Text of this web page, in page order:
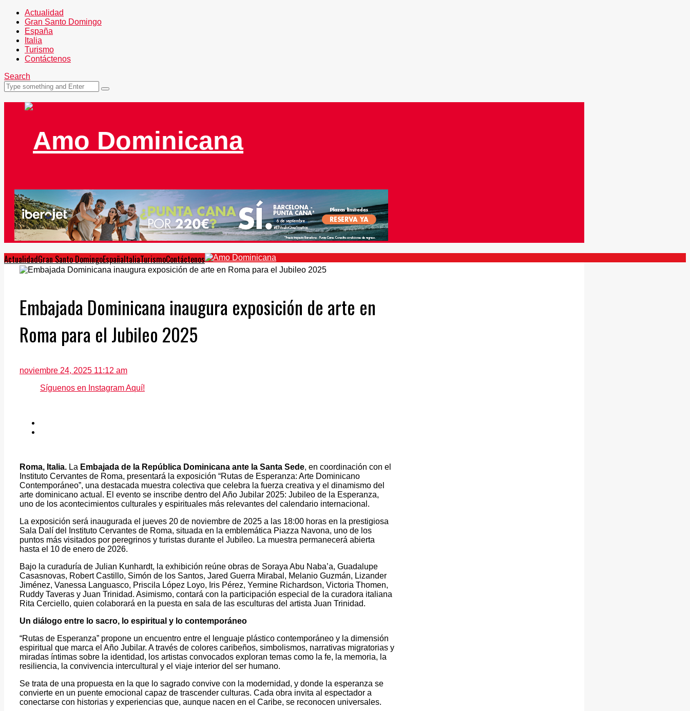
Actualidad
Gran Santo Domingo
España
Italia
Turismo
Contáctenos
Search
ActualidadGran Santo DomingoEspañaItaliaTurismoContáctenos
Embajada Dominicana inaugura exposición de arte en
Roma para el Jubileo 2025
noviembre 24, 2025 11:12 am
Síguenos en Instagram Aquí!
Roma, Italia. La Embajada de la República Dominicana ante la Santa Sede, en coordinación con el
Instituto Cervantes de Roma, presentará la exposición “Rutas de Esperanza: Arte Dominicano
Contemporáneo”, una destacada muestra colectiva que celebra la fuerza creativa y el dinamismo del
arte dominicano actual. El evento se inscribe dentro del Año Jubilar 2025: Jubileo de la Esperanza,
uno de los acontecimientos culturales y espirituales más relevantes del calendario internacional.
La exposición será inaugurada el jueves 20 de noviembre de 2025 a las 18:00 horas en la prestigiosa
Sala Dalí del Instituto Cervantes de Roma, situada en la emblemática Piazza Navona, uno de los
puntos más visitados por peregrinos y turistas durante el Jubileo. La muestra permanecerá abierta
hasta el 10 de enero de 2026.
Bajo la curaduría de Julian Kunhardt, la exhibición reúne obras de Soraya Abu Naba’a, Guadalupe
Casasnovas, Robert Castillo, Simón de los Santos, Jared Guerra Mirabal, Melanio Guzmán, Lizander
Jiménez, Vanessa Languasco, Priscila López Loyo, Iris Pérez, Yermine Richardson, Victoria Thomen,
Ruddy Taveras y Juan Trinidad. Asimismo, contará con la participación especial de la curadora italiana
Rita Cerciello, quien colaborará en la puesta en sala de las esculturas del artista Juan Trinidad.
Un diálogo entre lo sacro, lo espiritual y lo contemporáneo
“Rutas de Esperanza” propone un encuentro entre el lenguaje plástico contemporáneo y la dimensión
espiritual que marca el Año Jubilar. A través de colores caribeños, simbolismos, narrativas migratorias y
miradas íntimas sobre la identidad, los artistas convocados exploran temas como la fe, la memoria, la
resiliencia, la convivencia intercultural y el viaje interior del ser humano.
Se trata de una propuesta en la que lo sagrado convive con la modernidad, y donde la esperanza se
convierte en un puente emocional capaz de trascender culturas. Cada obra invita al espectador a
conectarse con historias y experiencias que, aunque nacen en el Caribe, se reconocen universales.